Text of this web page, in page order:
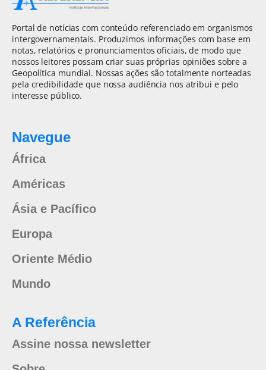
Portal de notícias com conteúdo referenciado em organismos
intergovernamentais. Produzimos informações com base em
notas, relatórios e pronunciamentos oficiais, de modo que
nossos leitores possam criar suas próprias opiniões sobre a
Geopolítica mundial. Nossas ações são totalmente norteadas
pela credibilidade que nossa audiência nos atribui e pelo
interesse público.
Navegue
África
Américas
Ásia e Pacífico
Europa
Oriente Médio
Mundo
A Referência
Assine nossa newsletter